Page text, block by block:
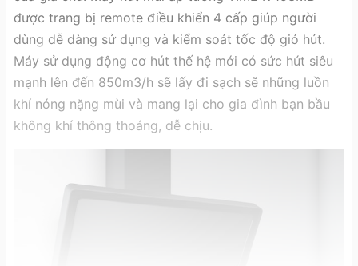
được trang bị remote điều khiển 4 cấp giúp người
dùng dễ dàng sử dụng và kiểm soát tốc độ gió hút.
Máy sử dụng động cơ hút thế hệ mới có sức hút siêu
mạnh lên đến 850m3/h sẽ lấy đi sạch sẽ những luồn
khí nóng nặng mùi và mang lại cho gia đình bạn bầu
không khí thông thoáng, dễ chịu.